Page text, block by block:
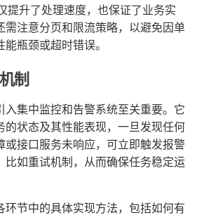
提升了处理速度，也保证了业务实
需注意分页和限流策略，以避免因单
瓶颈或超时错误。
制
入集中监控和告警系统至关重要。它
的状态及其性能表现，一旦发现任何
或接口服务未响应，可立即触发报警
比如重试机制，从而确保任务稳定运
环节中的具体实现方法，包括如何有